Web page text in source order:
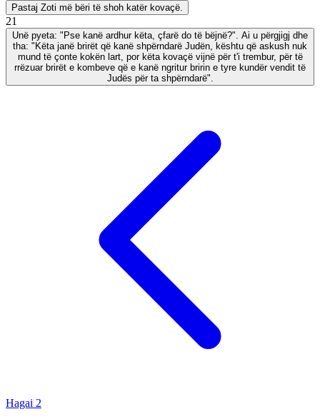
Pastaj Zoti më bëri të shoh katër kovaçë.
21
Unë pyeta: "Pse kanë ardhur këta, çfarë do të bëjnë?". Ai u përgjigj dhe
tha: "Këta janë brirët që kanë shpërndarë Judën, kështu që askush nuk
mund të çonte kokën lart, por këta kovaçë vijnë për t'i trembur, për të
rrëzuar brirët e kombeve që e kanë ngritur bririn e tyre kundër vendit të
Judës për ta shpërndarë".
Hagai 2